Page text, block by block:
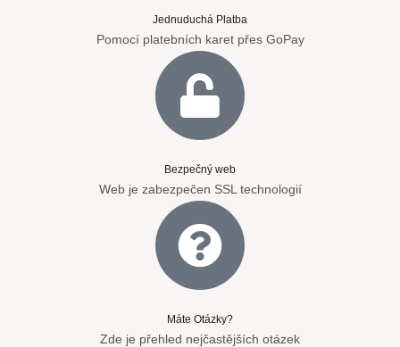
Jednuduchá Platba
Pomocí platebních karet přes GoPay
Bezpečný web
Web je zabezpečen SSL technologií
Máte Otázky?
Zde je přehled nejčastějších otázek